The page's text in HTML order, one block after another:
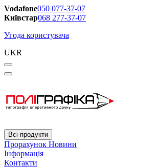
Vodafone050 077-37-07
Київстар068 277-37-07
Угода користувача
UKR
Всі продукти
Прорахунок Новини
Інформація
Контакти